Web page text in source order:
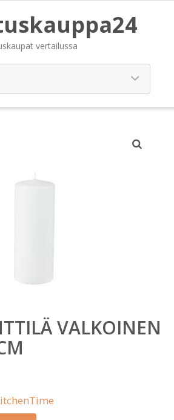
vertailussa
VALKOINEN